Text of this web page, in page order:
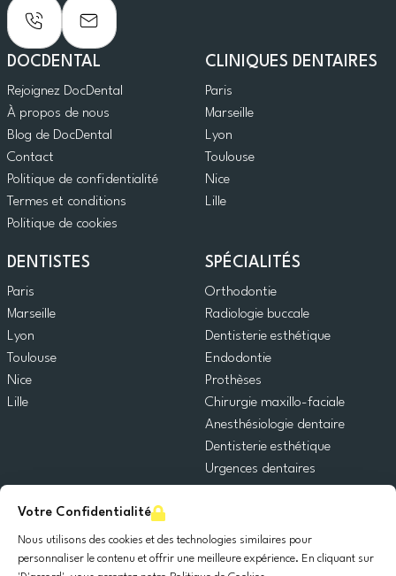
Votre Confidentialité
Nous utilisons des cookies et des technologies similaires pour
personnaliser le contenu et offrir une meilleure expérience. En cliquant sur
DOCDENTAL
Rejoignez DocDental
À propos de nous
Blog de DocDental
Contact
Politique de confidentialité
Termes et conditions
Politique de cookies
CLINIQUES DENTAIRES
Paris
Marseille
Lyon
Toulouse
Nice
Lille
DENTISTES
Paris
Marseille
Lyon
Toulouse
Nice
Lille
SPÉCIALITÉS
Orthodontie
Radiologie buccale
Dentisterie esthétique
Endodontie
Prothèses
Chirurgie maxillo-faciale
Anesthésiologie dentaire
Dentisterie esthétique
Urgences dentaires
Chirurgie orale
Implantologie dentaire